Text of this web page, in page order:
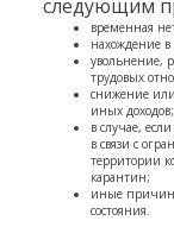
следующим
временная
нахождение
увольнение,
трудовых
снижение
иных доходов;
в случае,
в связи с
территории
карантин;
иные
состояния.